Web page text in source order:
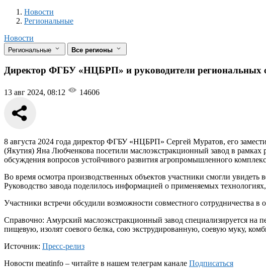
Новости
Разделы
Новости
Региональные
Новости
Региональные Все регионы
Директор ФГБУ «НЦБРП» и руководители региональных
13 авг 2024, 08:12 14606
8 августа 2024 года директор ФГБУ «НЦБРП» Сергей Муратов, его
(Якутия) Яна Любченкова посетили маслоэкстракционный завод в
обсуждения вопросов устойчивого развития агропромышленного
Во время осмотра производственных объектов участники смогли увидеть
Руководство завода поделилось информацией о применяемых
Участники встречи обсудили возможности совместного сотрудничества
Справочно: Амурский маслоэкстракционный завод специализируется на
пищевую, изолят соевого белка, сою экструдированную, соевую муку,
Источник: Пресс-релиз
Новости meatinfo – читайте в нашем телеграм канале Подписаться